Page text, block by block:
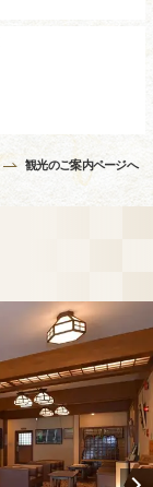
観光のご案内ページへ